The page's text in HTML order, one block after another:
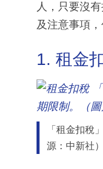
人，只要沒
及注意事項
1. 租金
「租金扣稅
源：中新社）